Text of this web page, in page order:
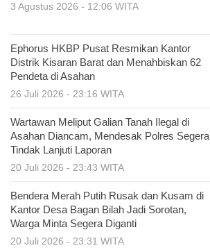
3 Agustus 2026 - 12:06 WITA
Ephorus HKBP Pusat Resmikan Kantor
Distrik Kisaran Barat dan Menahbiskan 62
Pendeta di Asahan
26 Juli 2026 - 23:16 WITA
Wartawan Meliput Galian Tanah Ilegal di
Asahan Diancam, Mendesak Polres Segera
Tindak Lanjuti Laporan
20 Juli 2026 - 23:43 WITA
Bendera Merah Putih Rusak dan Kusam di
Kantor Desa Bagan Bilah Jadi Sorotan,
Warga Minta Segera Diganti
20 Juli 2026 - 23:31 WITA